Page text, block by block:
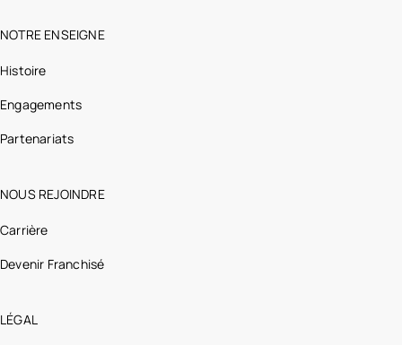
NOTRE ENSEIGNE
Histoire
Engagements
Partenariats
NOUS REJOINDRE
Carrière
Devenir Franchisé
LÉGAL